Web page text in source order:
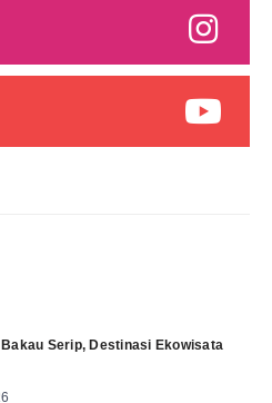
Bakau Serip, Destinasi Ekowisata